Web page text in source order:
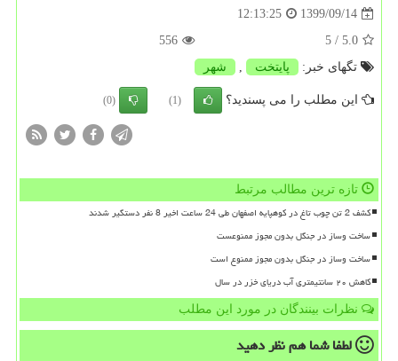
1399/09/14
12:13:25
5.0
/ 5
556
تگهای خبر:
پایتخت , شهر
این مطلب را می پسندید؟ (1)
(0)
تازه ترین مطالب مرتبط
کشف 2 تن چوب تاغ در کوهپایه اصفهان طی 24 ساعت اخیر 8 نفر دستگیر شدند
ساخت وساز در جنگل بدون مجوز ممنوعست
ساخت وساز در جنگل بدون مجوز ممنوع است
کاهش ۲۰ سانتیمتری آب دریای خزر در سال
نظرات بینندگان در مورد این مطلب
لطفا شما همنظر دهید